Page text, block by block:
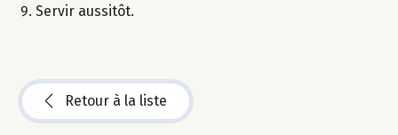
Servir aussitôt.
Retour à la liste